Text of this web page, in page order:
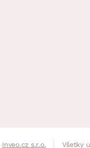
Inveo.cz s.r.o. Všetky